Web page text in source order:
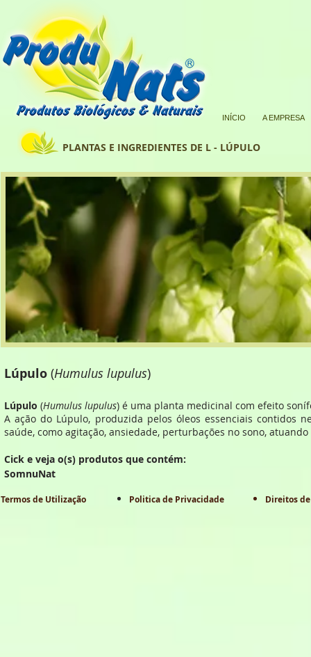
PLANTAS E INGREDIENTES DE L - LÚPULO
INÍCIO A EMPRESA
Lúpulo (Humulus lupulus)
Lúpulo (Humulus lupulus) é uma planta medicinal com efeito
A ação do Lúpulo, produzida pelos óleos essenciais contidos
saúde, como agitação, ansiedade, perturbações no sono,
Cick e veja o(s) produtos que contém:
SomnuNat
Termos de Utilização Politica de Privacidade Direitos